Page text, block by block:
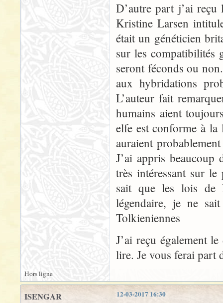
D’autre part j’ai
Kristine Larsen
était un généticien
sur les compatibilités
seront féconds ou
aux hybridations
L’auteur fait
humains aient
elfe est conforme à la
auraient
J’ai appris
très intéressant sur
sait que les lois de
légendaire, je ne
Tolkieniennes
J’ai reçu également
lire. Je vous ferai part
Hors ligne
12-03-2017 16:30
ISENGAR